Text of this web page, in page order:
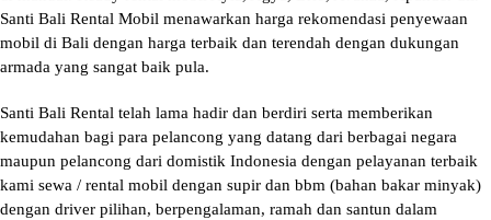
Santi Bali Rental Mobil menawarkan harga rekomendasi penyewaan
mobil di Bali dengan harga terbaik dan terendah dengan dukungan
armada yang sangat baik pula.
Santi Bali Rental telah lama hadir dan berdiri serta memberikan
kemudahan bagi para pelancong yang datang dari berbagai negara
maupun pelancong dari domistik Indonesia dengan pelayanan terbaik
kami sewa / rental mobil dengan supir dan bbm (bahan bakar minyak)
dengan driver pilihan, berpengalaman, ramah dan santun dalam